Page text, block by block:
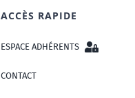
ACCÈS RAPIDE
ESPACE ADHÉRENTS
CONTACT